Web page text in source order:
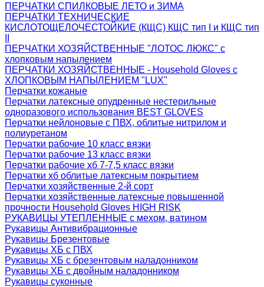
ПЕРЧАТКИ СПИЛКОВЫЕ ЛЕТО и ЗИМА
ПЕРЧАТКИ ТЕХНИЧЕСКИЕ
КИСЛОТОЩЕЛОЧЕСТОЙКИЕ (КЩС) КЩС тип I и КЩС тип
ПЕРЧАТКИ ХОЗЯЙСТВЕННЫЕ "ЛОТОС ЛЮКС" с
хлопковым напылением
ПЕРЧАТКИ ХОЗЯЙСТВЕННЫЕ - Household Gloves с
ХЛОПКОВЫМ НАПЫЛЕНИЕМ "LUX"
Перчатки кожаные
Перчатки латексные опудренные нестерильные
одноразового использования BEST GLOVES
Перчатки нейлоновые с ПВХ, облитые нитрилом и
полиуретаном
Перчатки рабочие 10 класс вязки
Перчатки рабочие 13 класс вязки
Перчатки рабочие хб 7-7,5 класс вязки
Перчатки хб облитые латексным покрытием
Перчатки хозяйственные 2-й сорт
Перчатки хозяйственные латексные повышенной
прочности Household Gloves HIGH RISK
РУКАВИЦЫ УТЕПЛЕННЫЕ с мехом, ватином
Рукавицы Антивибрационные
Рукавицы Брезентовые
Рукавицы ХБ с ПВХ
Рукавицы ХБ с брезентовым наладонником
Рукавицы ХБ с двойным наладонником
Рукавицы суконные